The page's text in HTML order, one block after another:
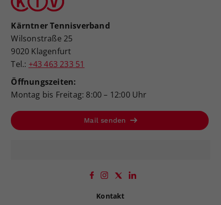
Kärntner Tennisverband
Wilsonstraße 25
9020 Klagenfurt
Tel.: +43 463 233 51
Öffnungszeiten:
Montag bis Freitag: 8:00 – 12:00 Uhr
Mail senden
Kontakt